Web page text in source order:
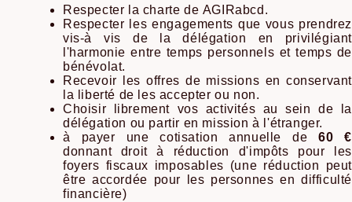
Respecter la charte de AGIRabcd.
Respecter les engagements que vous prendrez
vis-à vis de la délégation en privilégiant
l'harmonie entre temps personnels et temps de
bénévolat.
Recevoir les offres de missions en conservant
la liberté de les accepter ou non.
Choisir librement vos activités au sein de la
délégation ou partir en mission à l'étranger.
à payer une cotisation annuelle de60 €
donnant droit à réduction d'impôts pour les
foyers fiscaux imposables (une réduction peut
être accordée pour les personnes en difficulté
financière)